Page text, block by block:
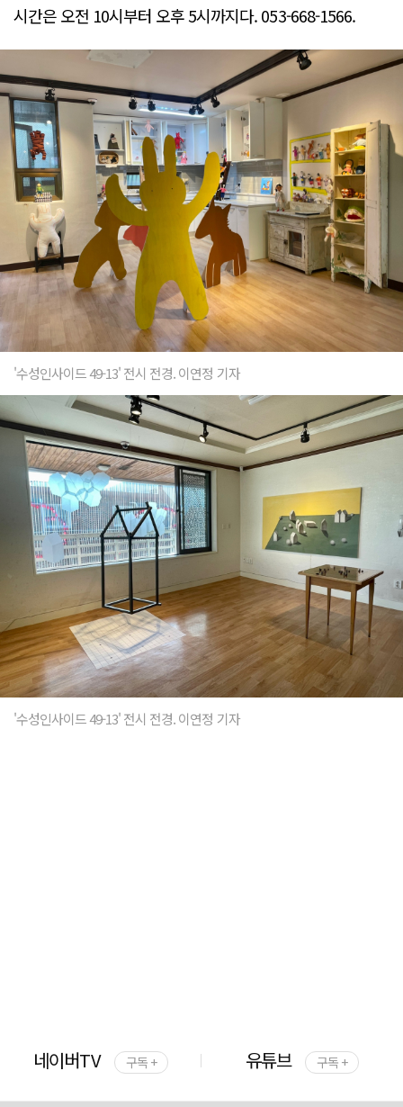
시간은 오전 10시부터 오후 5시까지다. 053-668-1566.
'수성인사이드 49-13' 전시 전경. 이연정 기자
'수성인사이드 49-13' 전시 전경. 이연정 기자
네이버TV 구독 + 유튜브 구독 +